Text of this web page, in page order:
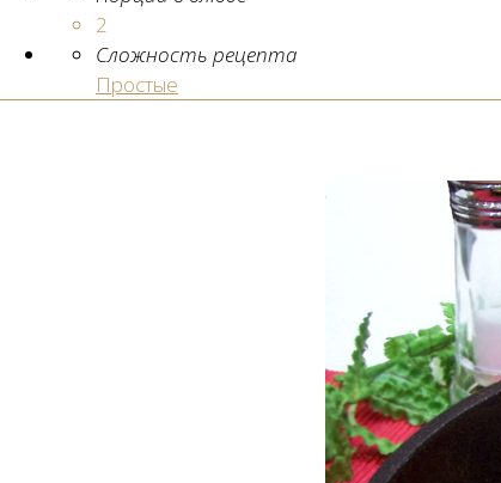
2
Сложность рецепта
Простые